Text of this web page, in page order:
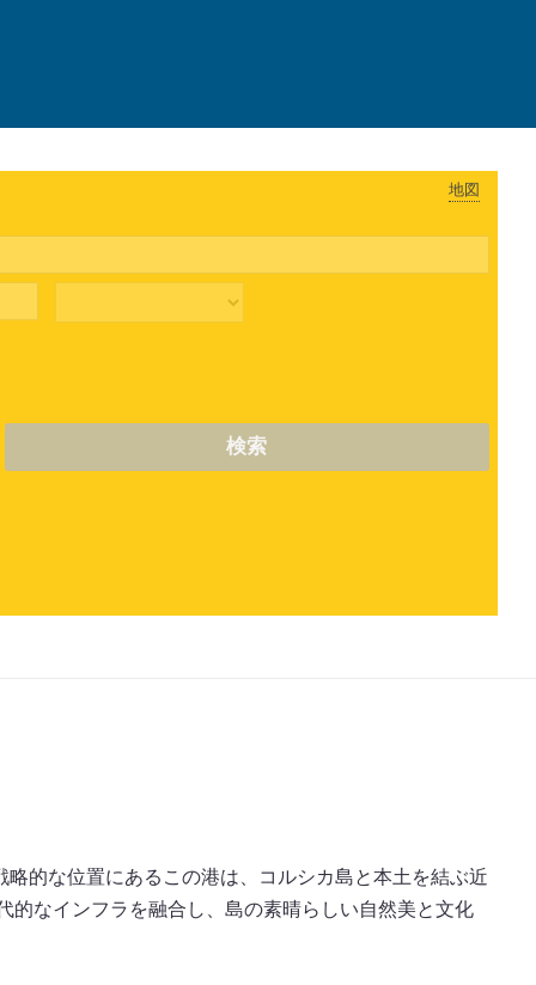
地図
検索
的な位置にあるこの港は、コルシカ島と本土を結ぶ近
なインフラを融合し、島の素晴らしい自然美と文化